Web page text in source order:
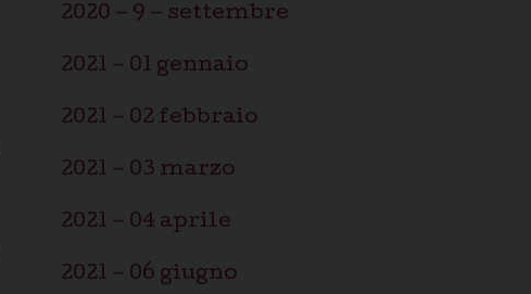
2020 – 9 – settembre
2021 – 01 gennaio
2021 – 02 febbraio
2021 – 03 marzo
2021 – 04 aprile
2021 – 06 giugno